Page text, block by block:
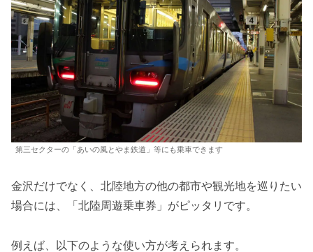
第三セクターの「あいの風とやま鉄道」等にも乗車できます
金沢だけでなく、北陸地方の他の都市や観光地を巡りたい
場合には、「北陸周遊乗車券」がピッタリです。
例えば、以下のような使い方が考えられます。